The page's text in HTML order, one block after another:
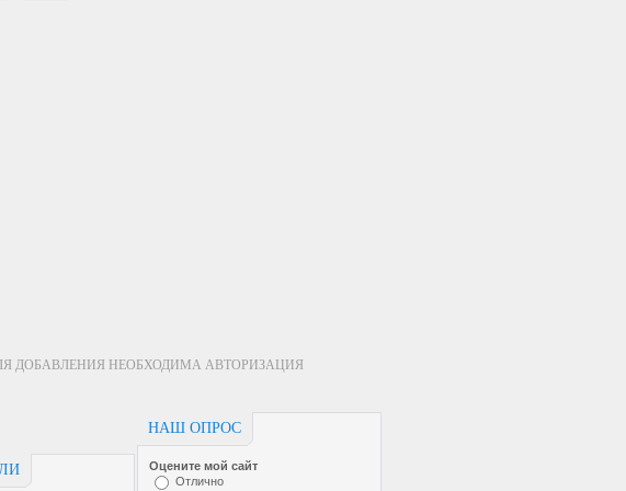
ДОБАВЛЕНИЯ НЕОБХОДИМА АВТОРИЗАЦИЯ
НАШ ОПРОС
Оцените мой сайт
Отлично